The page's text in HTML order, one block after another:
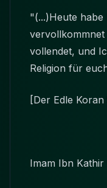
"(...)Heute
vollendet, und
Religion für
[Der Edle Koran
Imam Ibn Kathir